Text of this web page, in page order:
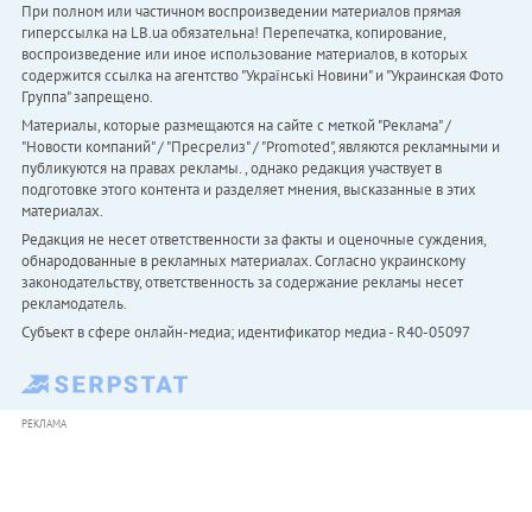
При полном или частичном воспроизведении материалов прямая
гиперссылка на LB.ua обязательна! Перепечатка, копирование,
воспроизведение или иное использование материалов, в которых
содержится ссылка на агентство "Українськi Новини" и "Украинская Фото
Группа" запрещено.
Материалы, которые размещаются на сайте с меткой "Реклама" /
"Новости компаний" / "Пресрелиз" / "Promoted", являются рекламными и
публикуются на правах рекламы. , однако редакция участвует в
подготовке этого контента и разделяет мнения, высказанные в этих
материалах.
Редакция не несет ответственности за факты и оценочные суждения,
обнародованные в рекламных материалах. Согласно украинскому
законодательству, ответственность за содержание рекламы несет
рекламодатель.
Субъект в сфере онлайн-медиа; идентификатор медиа - R40-05097
РЕКЛАМА